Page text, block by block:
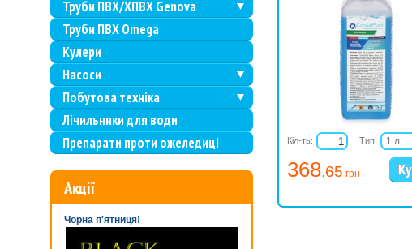
368.65 грн
Кіл-ть: Тип:
1 л
5 л
20 л
Труби ПВХ/ХПВХ Genova
Труби ПВХ Omega
Кулери
Насоси
Побутова техніка
Лічильники для води
Препарати проти ожеледиці
Акції
Чорна п'ятниця!